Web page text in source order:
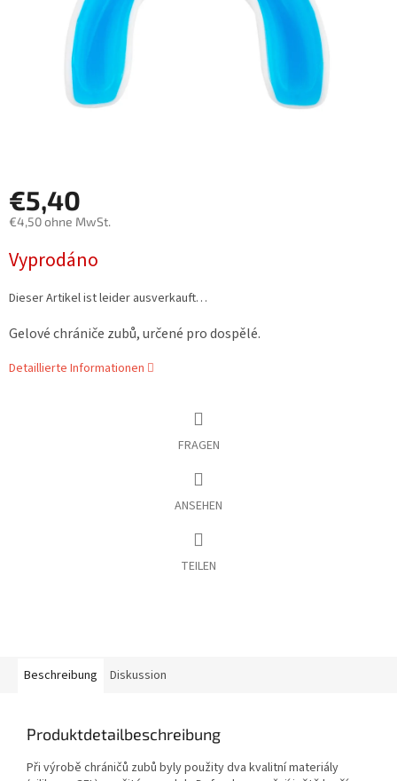
€5,40
€4,50 ohne MwSt.
Vyprodáno
Dieser Artikel ist leider ausverkauft…
Gelové chrániče zubů, určené pro dospělé.
Detaillierte Informationen
FRAGEN
ANSEHEN
TEILEN
Beschreibung Diskussion
Produktdetailbeschreibung
Při výrobě chráničů zubů byly použity dva kvalitní materiály